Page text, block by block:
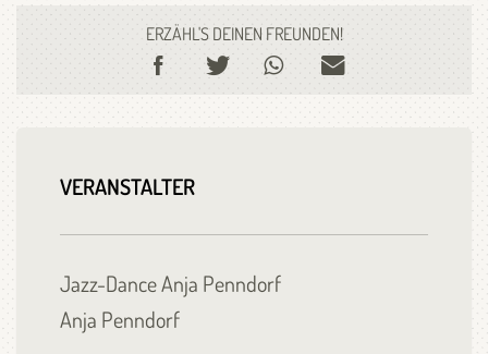
ERZÄHL'S DEINEN FREUNDEN!
VERANSTALTER
Jazz-Dance Anja Penndorf
Anja Penndorf